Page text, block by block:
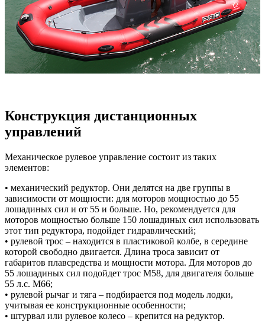
Конструкция дистанционных
управлений
Механическое рулевое управление состоит из таких
элементов:
• механический редуктор. Они делятся на две группы в
зависимости от мощности: для моторов мощностью до 55
лошадиных сил и от 55 и больше. Но, рекомендуется для
моторов мощностью больше 150 лошадиных сил использовать
этот тип редуктора, подойдет гидравлический;
• рулевой трос – находится в пластиковой колбе, в середине
которой свободно двигается. Длина троса зависит от
габаритов плавсредства и мощности мотора. Для моторов до
55 лошадиных сил подойдет трос М58, для двигателя больше
55 л.с. М66;
• рулевой рычаг и тяга – подбирается под модель лодки,
учитывая ее конструкционные особенности;
• штурвал или рулевое колесо – крепится на редуктор.